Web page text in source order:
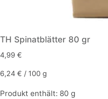
TH Spinatblätter 80 gr
4,99 €
6,24 € / 100 g
Produkt enthält: 80 g